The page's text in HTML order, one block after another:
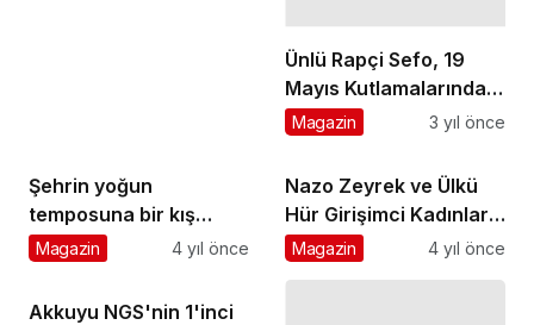
Ünlü Rapçi Sefo, 19
Mayıs Kutlamalarında
Bodrum'da Coşkulu Bir
Magazin 3 yıl önce
Şehrin yoğun
temposuna bir kış
molası Tatilbudur'da…
Magazin 4 yıl önce
Nazo Zeyrek ve Ülkü
Hür Girişimci Kadınları
İzmir'de bir araya
Magazin 4 yıl önce
Akkuyu NGS'nin 1'inci